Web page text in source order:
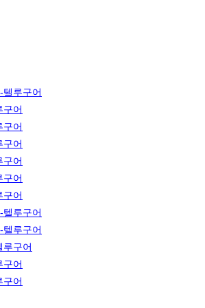
텔루구어
구어
구어
구어
구어
구어
구어
텔루구어
텔루구어
루구어
구어
구어